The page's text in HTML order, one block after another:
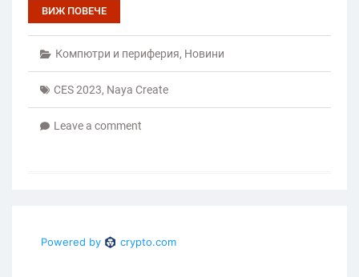
ВИЖ ПОВЕЧЕ
Компютри и периферия, Новини
CES 2023, Naya Create
Leave a comment